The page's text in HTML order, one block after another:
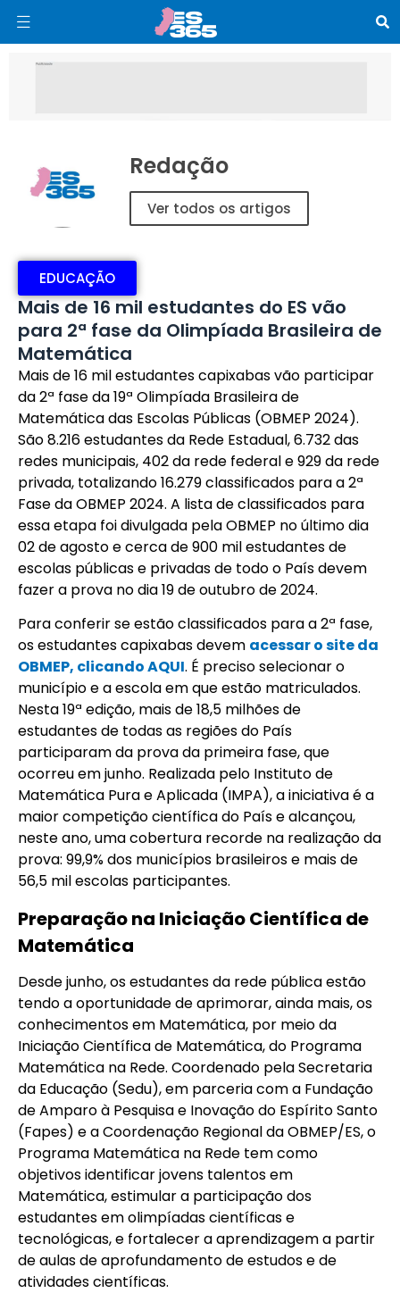
Redação
Ver todos os artigos
EDUCAÇÃO
Mais de 16 mil estudantes do ES vão
para 2ª fase da Olimpíada Brasileira de
Matemática
Mais de 16 mil estudantes capixabas vão participar
da 2ª fase da 19ª Olimpíada Brasileira de
Matemática das Escolas Públicas (OBMEP 2024).
São 8.216 estudantes da Rede Estadual, 6.732 das
redes municipais, 402 da rede federal e 929 da rede
privada, totalizando 16.279 classificados para a 2ª
Fase da OBMEP 2024. A lista de classificados para
essa etapa foi divulgada pela OBMEP no último dia
02 de agosto e cerca de 900 mil estudantes de
escolas públicas e privadas de todo o País devem
fazer a prova no dia 19 de outubro de 2024.
Para conferir se estão classificados para a 2ª fase,
os estudantes capixabas devem acessar o site da
OBMEP, clicando AQUI. É preciso selecionar o
município e a escola em que estão matriculados.
Nesta 19ª edição, mais de 18,5 milhões de
estudantes de todas as regiões do País
participaram da prova da primeira fase, que
ocorreu em junho. Realizada pelo Instituto de
Matemática Pura e Aplicada (IMPA), a iniciativa é a
maior competição científica do País e alcançou,
neste ano, uma cobertura recorde na realização da
prova: 99,9% dos municípios brasileiros e mais de
56,5 mil escolas participantes.
Preparação na Iniciação Científica de
Matemática
Desde junho, os estudantes da rede pública estão
tendo a oportunidade de aprimorar, ainda mais, os
conhecimentos em Matemática, por meio da
Iniciação Científica de Matemática, do Programa
Matemática na Rede. Coordenado pela Secretaria
da Educação (Sedu), em parceria com a Fundação
de Amparo à Pesquisa e Inovação do Espírito Santo
(Fapes) e a Coordenação Regional da OBMEP/ES, o
Programa Matemática na Rede tem como
objetivos identificar jovens talentos em
Matemática, estimular a participação dos
estudantes em olimpíadas científicas e
tecnológicas, e fortalecer a aprendizagem a partir
de aulas de aprofundamento de estudos e de
atividades científicas.